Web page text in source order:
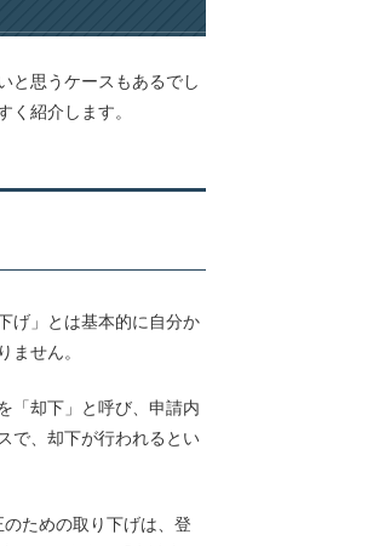
と思うケースもあるでし
く紹介します。
げ」とは基本的に自分か
ません。
「却下」と呼び、申請内
で、却下が行われるとい
ための取り下げは、登